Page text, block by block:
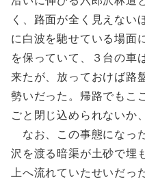
く、路面が全く見えない
に白波を馳せている場面
を保っていて、３台の車
来たが、放っておけば路
勢いだった。帰路でもこ
ごと閉じ込められないか
なお、この事態になっ
沢を渡る暗渠が土砂で埋
上へ流れていたせいだった